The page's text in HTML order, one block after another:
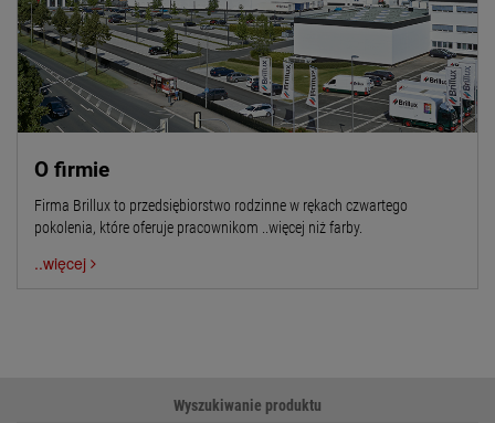
O firmie
Firma Brillux to przedsiębiorstwo rodzinne w rękach czwartego
pokolenia, które oferuje pracownikom ..więcej niż farby.
..więcej
Wyszukiwanie produktu